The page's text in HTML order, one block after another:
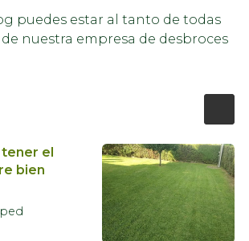
puedes estar al tanto de todas
de nuestra empresa de desbroces
el
bien